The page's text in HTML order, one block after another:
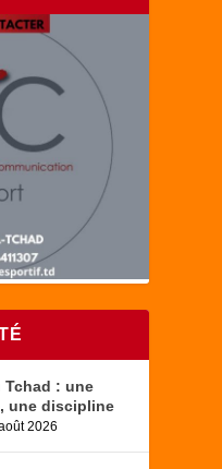
Tchad : une
une discipline
2026